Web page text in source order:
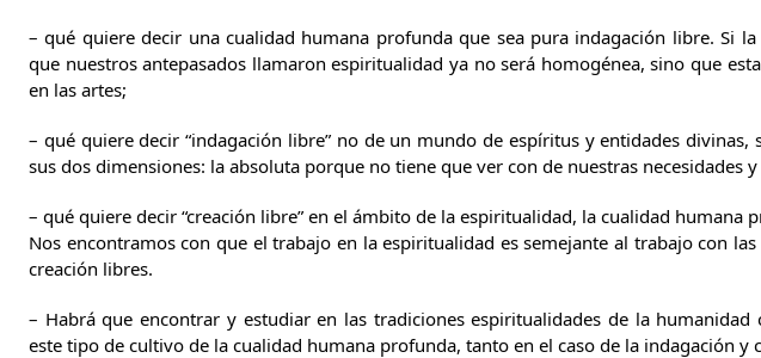
– qué quiere decir una cualidad humana profunda que sea pura indagación libre. Si
que nuestros antepasados llamaron espiritualidad ya no será homogénea, sino que
en las artes;
– qué quiere decir “indagación libre” no de un mundo de espíritus y entidades
sus dos dimensiones: la absoluta porque no tiene que ver con de nuestras necesidades
– qué quiere decir “creación libre” en el ámbito de la espiritualidad, la cualidad humana
Nos encontramos con que el trabajo en la espiritualidad es semejante al trabajo con
creación libres.
– Habrá que encontrar y estudiar en las tradiciones espiritualidades de la humanidad
este tipo de cultivo de la cualidad humana profunda, tanto en el caso de la indagación y